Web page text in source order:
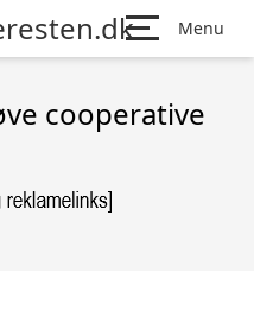
Menu
cooperative